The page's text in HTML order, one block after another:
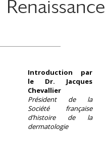
Renaissance
Introduction par
le Dr. Jacques
Chevallier
Président de la
Société française
d’histoire de la
dermatologie